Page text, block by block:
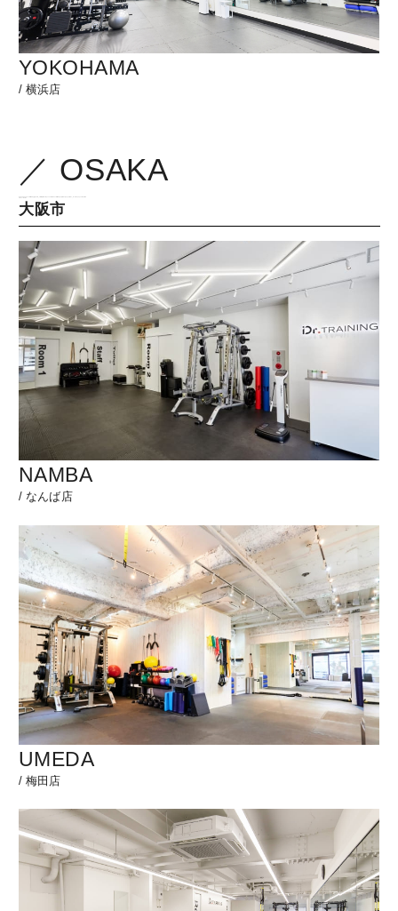
YOKOHAMA
/横浜店
／ OSAKA
大阪市
NAMBA
/ なんば店
UMEDA
/梅田店